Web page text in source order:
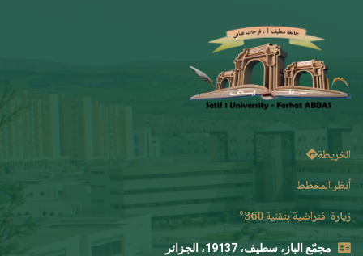
الخريطة
أنظر المخطط
زيارة افتراضية بتقنية 360°
مجمّع الباز، سطيف، 19137، الجزائر